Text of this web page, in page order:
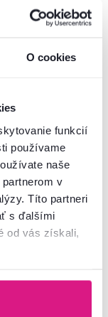
O cookies
funkcií
používame
naše
v
Títo partneri
s ďalšími
od vás získali,
ružová Velvet
zlatý, ADLAM